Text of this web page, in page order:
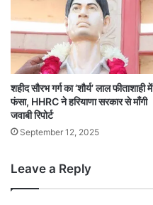
शहीद सौरभ गर्ग का ‘शौर्य’ लाल फीताशाही में
फंसा, HHRC ने हरियाणा सरकार से माँगी
जवाबी रिपोर्ट
September 12, 2025
Leave a Reply